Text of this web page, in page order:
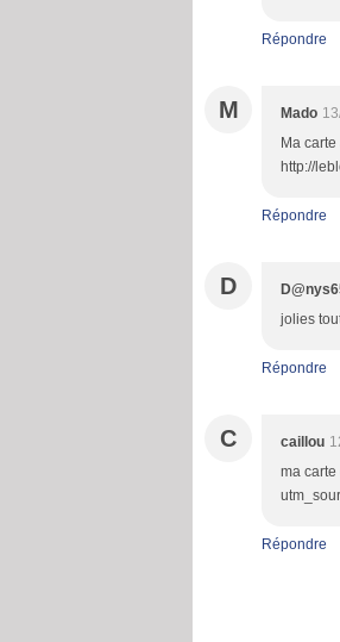
Répondre
M Mado
Ma
http://
Répondre
D
jolies
Répondre
C caillou
ma
Répondre